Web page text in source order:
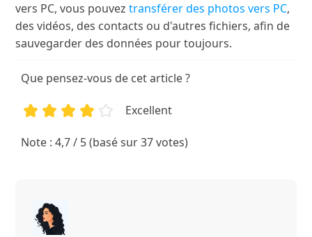
vers PC, vous pouveztransférer des photos vers PC,
des vidéos, des contacts ou d'autres fichiers, afin de
sauvegarder des données pour toujours.
Que pensez-vous de cet article ?
1 3 4
Excellent
Note : 4,7 / 5 (basé sur 37 votes)